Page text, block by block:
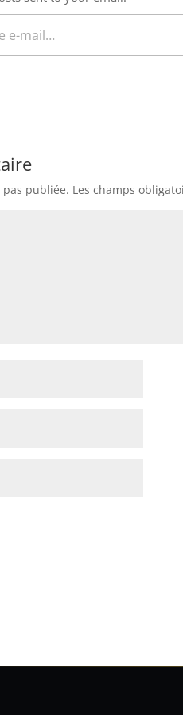
pas publiée. Les champs